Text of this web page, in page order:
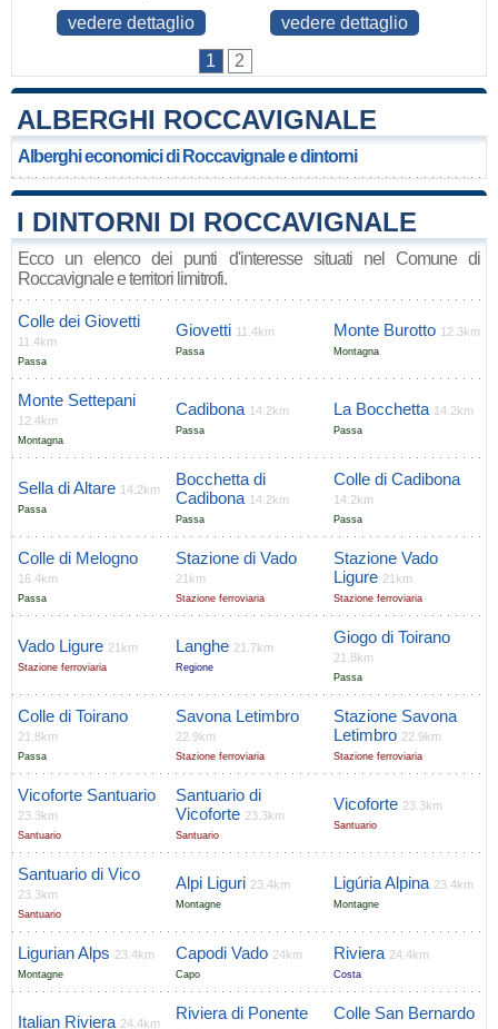
vedere dettaglio
vedere dettaglio
1
2
ALBERGHI ROCCAVIGNALE
Alberghi economici di Roccavignale e dintorni
I DINTORNI DI ROCCAVIGNALE
Ecco un elenco dei punti d'interesse situati nel Comune di
Roccavignale e territori limitrofi.
Colle dei Giovetti
11.4km
Passa
Giovetti 11.4km
Passa
Monte Burotto 12.3km
Montagna
Monte Settepani
12.4km
Montagna
Cadibona 14.2km
Passa
La Bocchetta 14.2km
Passa
Sella di Altare 14.2km
Passa
Bocchetta di
Cadibona 14.2km
Passa
Colle di Cadibona
14.2km
Passa
Colle di Melogno
16.4km
Passa
Stazione di Vado
21km
Stazione ferroviaria
Stazione Vado
Ligure 21km
Stazione ferroviaria
Vado Ligure 21km
Stazione ferroviaria
Langhe 21.7km
Regione
Giogo di Toirano
21.8km
Passa
Colle di Toirano
21.8km
Passa
Savona Letimbro
22.9km
Stazione ferroviaria
Stazione Savona
Letimbro 22.9km
Stazione ferroviaria
Vicoforte Santuario
23.3km
Santuario
Santuario di
Vicoforte 23.3km
Santuario
Vicoforte 23.3km
Santuario
Santuario di Vico
23.3km
Santuario
Alpi Liguri 23.4km
Montagne
Ligúria Alpina 23.4km
Montagne
Ligurian Alps 23.4km
Montagne
Capodi Vado 24km
Capo
Riviera 24.4km
Costa
Italian Riviera 24.4km
Riviera di Ponente Colle San Bernardo